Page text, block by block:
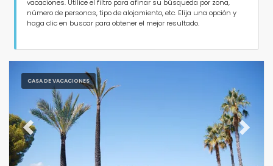
Personas
Dormitorios
Cuartos de baño
vacaciones. Utilice el filtro para afinar su búsqueda por zona,
número de personas, tipo de alojamiento, etc. Elija una opción y
haga clic en buscar para obtener el mejor resultado.
CASA DE VACACIONES
Previous Next